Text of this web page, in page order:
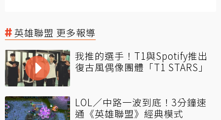
英雄聯盟 更多報導
我推的選手！T1與Spotify推出
復古風偶像團體「T1 STARS」
LOL／中路一波到底！3分鐘速
通《英雄聯盟》經典模式